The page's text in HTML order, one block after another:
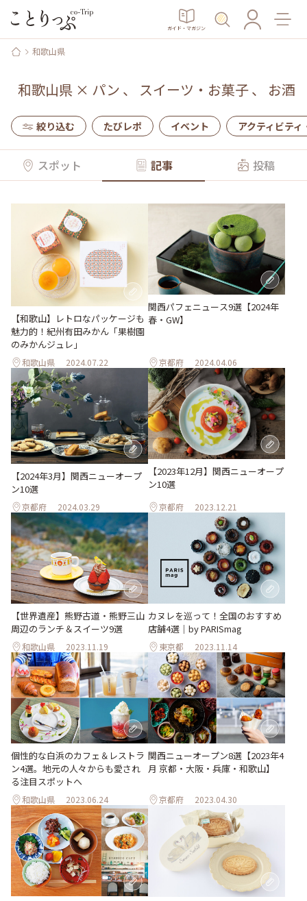
ガイド・マガジン
和歌山県
和歌山県× パン 、 スイーツ・お菓子、 お酒
絞り込む たびレポ イベント アクティビティ
スポット 記事 投稿
【和歌山】レトロなパッケージも
魅力的！紀州有田みかん「果樹園
のみかんジュレ」
和歌山県 2024.07.22
関西パフェニュース9選【2024年
春・GW】
京都府 2024.04.06
【2024年3月】関西ニューオープ
ン10選
京都府 2024.03.29
【2023年12月】関西ニューオープ
ン10選
京都府 2023.12.21
【世界遺産】熊野古道・熊野三山
周辺のランチ＆スイーツ9選
和歌山県 2023.11.19
カヌレを巡って！全国のおすすめ
店舗4選｜by PARISmag
東京都 2023.11.14
個性的な白浜のカフェ＆レストラ
ン4選。地元の人々からも愛され
る注目スポットへ
和歌山県 2023.06.24
関西ニューオープン8選【2023年4
月 京都・大阪・兵庫・和歌山】
京都府 2023.04.30